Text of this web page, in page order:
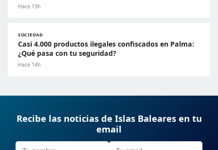
Hace 13h
SOCIEDAD
Casi 4.000 productos ilegales confiscados en Palma:
¿Qué pasa con tu seguridad?
Hace 14h
Recibe las noticias de Islas Baleares en tu
email